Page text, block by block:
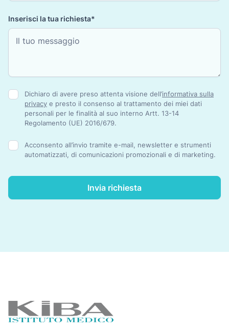
Inserisci la tua richiesta*
Dichiaro di avere preso attenta visione dell’informativa sulla
privacy e presto il consenso al trattamento dei miei dati
personali per le finalità al suo interno Artt. 13-14
Regolamento (UE) 2016/679.
Acconsento all’invio tramite e-mail, newsletter e strumenti
automatizzati, di comunicazioni promozionali e di marketing.